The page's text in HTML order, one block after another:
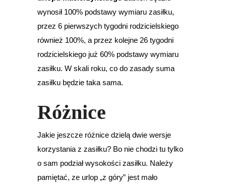
wynosił 100% podstawy wymiaru zasiłku,
przez 6 pierwszych tygodni rodzicielskiego
również 100%, a przez kolejne 26 tygodni
rodzicielskiego już 60% podstawy wymiaru
zasiłku. W skali roku, co do zasady suma
zasiłku będzie taka sama.
Różnice
Jakie jeszcze różnice dzielą dwie wersje
korzystania z zasiłku? Bo nie chodzi tu tylko
o sam podział wysokości zasiłku. Należy
pamiętać, ze urlop „z góry” jest mało